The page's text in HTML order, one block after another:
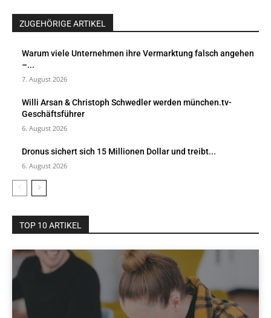
ZUGEHÖRIGE ARTIKEL
Warum viele Unternehmen ihre Vermarktung falsch angehen
–...
7. August 2026
Willi Arsan & Christoph Schwedler werden münchen.tv-
Geschäftsführer
6. August 2026
Dronus sichert sich 15 Millionen Dollar und treibt...
6. August 2026
TOP 10 ARTIKEL